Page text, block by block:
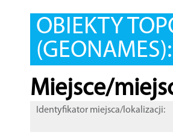
OBIEKTY
(GEONAMES):
Miejsce/
Identyfikator miejsca/lokalizacji: